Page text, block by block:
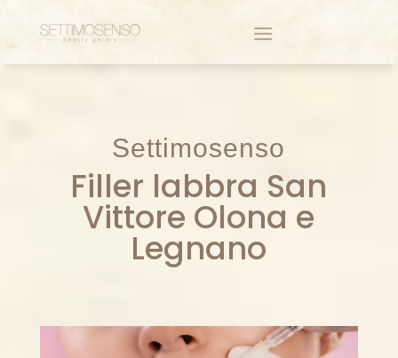
Settimosenso
Filler labbra San
Vittore Olona e
Legnano